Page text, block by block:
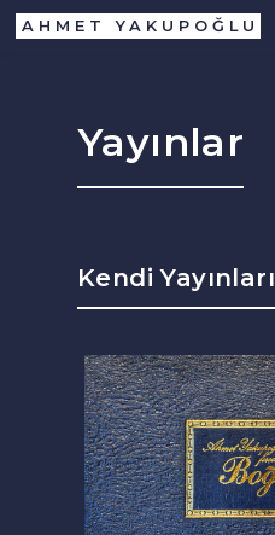
AHMET YAKUPOĞLU
Yayınlar
Kendi Yayınları